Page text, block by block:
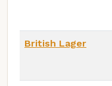
British Lager